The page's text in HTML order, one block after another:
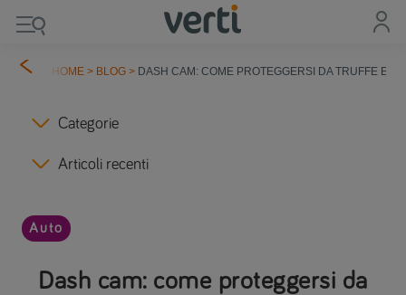
HOME > BLOG > DASH CAM: COME PROTEGGERSI DA TRUFFE E
Categorie
Articoli recenti
Dash cam: come proteggersi da
Auto